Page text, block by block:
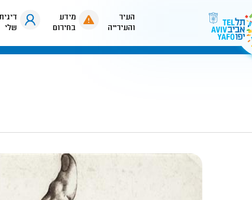
העיר
והעירייה
מידע
בחירום
שלי